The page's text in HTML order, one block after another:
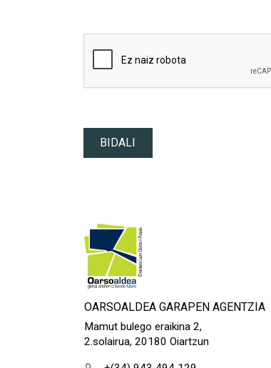
BIDALI
OARSOALDEA GARAPEN AGENTZIA
Mamut bulego eraikina 2,
2.solairua, 20180 Oiartzun